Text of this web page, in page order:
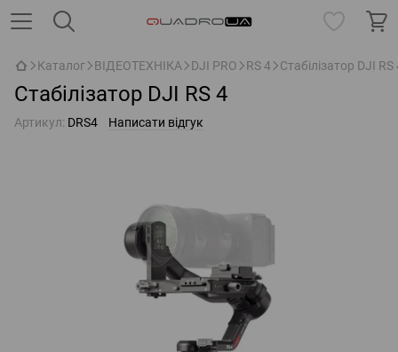
Каталог ВІДЕОТЕХНІКА DJI PRO RS 4 Стабілізатор DJI RS
Стабілізатор DJI RS 4
Артикул: DRS4 Написати відгук